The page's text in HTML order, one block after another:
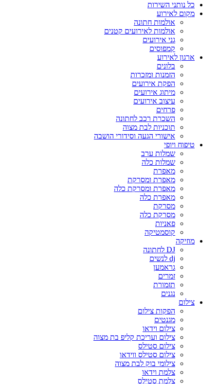
כל נותני השירות
מקום לאירוע
אולמות חתונה
אולמות לאירועים קטנים
גני אירועים
קמפוסים
ארגון לאירוע
בלונים
הזמנות ומזכרות
הפקת אירועים
מיתוג אירועים
עיצוב אירועים
פרחים
השכרת רכב לחתונה
תוכניות לבת מצוה
אישורי הגעה וסידורי הושבה
טיפוח ויופי
שמלות ערב
שמלות כלה
מאפרת
מאפרת ומסרקת
מאפרת ומסרקת כלה
מאפרת כלה
מסרקת
מסרקת כלה
פאניות
קוסמטיקה
מוזיקה
DJ לחתונה
dj לנשים
גראמען
זמרים
תזמורת
נגנים
צילום
הפקות צילום
מגנטים
צילום וידאו
צילום ועריכת קליפ בת מצוה
צילום סטילס
צילום סטילס ווידאו
צילומי בוק לבת מצוה
צלמת וידאו
צלמת סטילס